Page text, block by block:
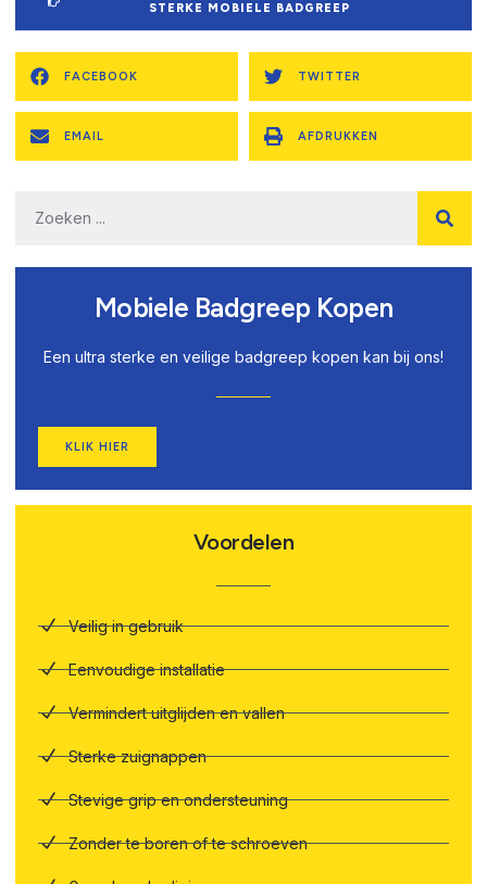
STERKE MOBIELE BADGREEP
FACEBOOK TWITTER
EMAIL AFDRUKKEN
Mobiele Badgreep Kopen
Een ultra sterke en veilige badgreep kopen kan bij ons!
KLIK HIER
Voordelen
Veilig in gebruik
Eenvoudige installatie
Vermindert uitglijden en vallen
Sterke zuignappen
Stevige grip en ondersteuning
Zonder te boren of te schroeven